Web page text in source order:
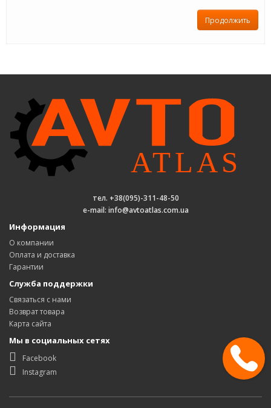
Продолжить
тел. +38(095)-311-48-50
e-mail: info@avtoatlas.com.ua
Информация
О компании
Оплата и доставка
Гарантии
Служба поддержки
Связаться с нами
Возврат товара
Карта сайта
Мы в социальных сетях
Facebook
Instagram